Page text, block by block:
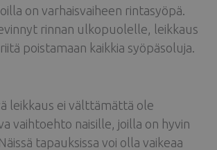
on varhaisvaiheen rintasyöpä.
rinnan ulkopuolelle, leikkaus
poistamaan kaikkia syöpäsoluja.
leikkaus ei välttämättä ole
vaihtoehto naisille, joilla on hyvin
tapauksissa voi olla vaikeaa